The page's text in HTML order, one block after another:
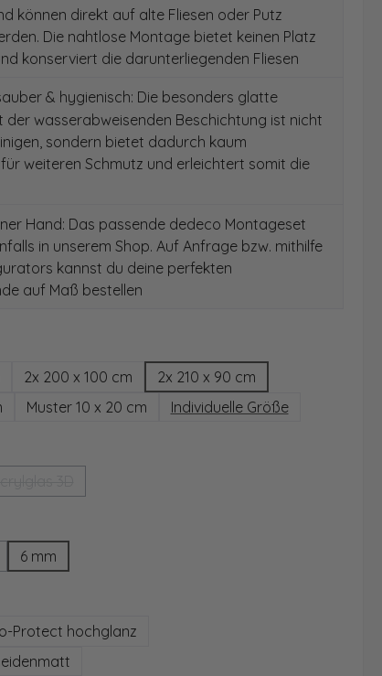
können direkt auf alte Fliesen oder Putz
Die nahtlose Montage bietet keinen Platz
konserviert die darunterliegenden Fliesen
& hygienisch: Die besonders glatte
der wasserabweisenden Beschichtung ist nicht
sondern bietet dadurch kaum
weiteren Schmutz und erleichtert somit die
Hand: Das passende dedeco Montageset
in unserem Shop. Auf Anfrage bzw. mithilfe
kannst du deine perfekten
auf Maß bestellen
2x 200 x 100 cm
2x 210 x 90 cm
Muster 10 x 20 cm Individuelle Größe
Option ist zurzeit nicht verfügbar.)
6 mm
Protect hochglanz